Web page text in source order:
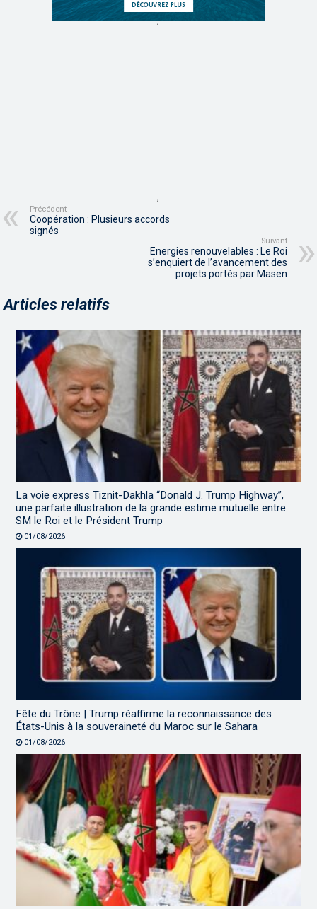
,
,
Précédent
Coopération : Plusieurs accords
signés
Suivant
Energies renouvelables : Le Roi
s’enquiert de l’avancement des
projets portés par Masen
Articles relatifs
La voie express Tiznit-Dakhla “Donald J. Trump Highway”,
une parfaite illustration de la grande estime mutuelle entre
SM le Roi et le Président Trump
01/08/2026
Fête du Trône | Trump réaffirme la reconnaissance des
États-Unis à la souveraineté du Maroc sur le Sahara
01/08/2026